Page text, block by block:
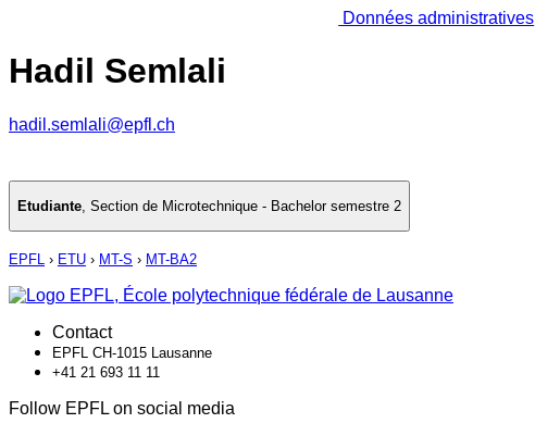
Données administratives
Hadil Semlali
hadil.semlali@epfl.ch
Etudiante, Section de Microtechnique - Bachelor semestre 2
EPFL › ETU › MT-S › MT-BA2
Contact
EPFL CH-1015 Lausanne
+41 21 693 11 11
Follow EPFL on social media